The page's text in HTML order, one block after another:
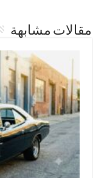
مقالات مشابهة